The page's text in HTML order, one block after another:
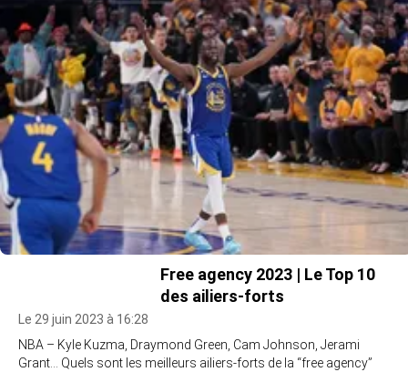
Free agency 2023 | Le Top 10
des ailiers-forts
Le 29 juin 2023 à 16:28
NBA – Kyle Kuzma, Draymond Green, Cam Johnson, Jerami
Grant… Quels sont les meilleurs ailiers-forts de la “free agency”